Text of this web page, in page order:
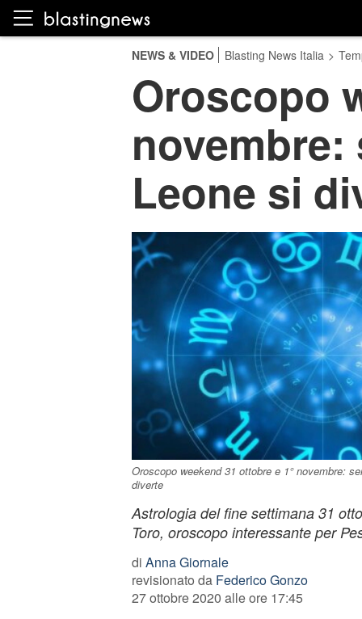
NEWS & VIDEO Blasting News Italia >
Oroscopo
Leone si
Oroscopo weekend 31 ottobre e 1° novembre:
diverte
Astrologia del fine settimana 31
Toro, oroscopo interessante per
di Anna Giornale
revisionato da Federico Gonzo
27 ottobre 2020 alle ore 17:45